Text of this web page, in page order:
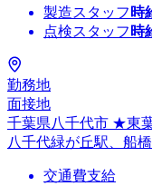
製造スタッフ 時
点検スタッフ 時
勤務地
面接地
千葉県八千代市 ★東
八千代緑が丘駅、船
交通費支給